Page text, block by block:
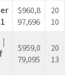
$960,8
97,696
20
10
$959,0
79,095
20
13